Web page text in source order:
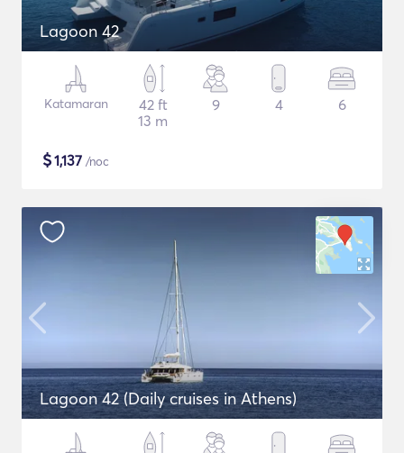
Lagoon 42
Katamaran
42 ft
13 m
9 4 6
$1,137 /noc
Lagoon 42 (Daily cruises in Athens)